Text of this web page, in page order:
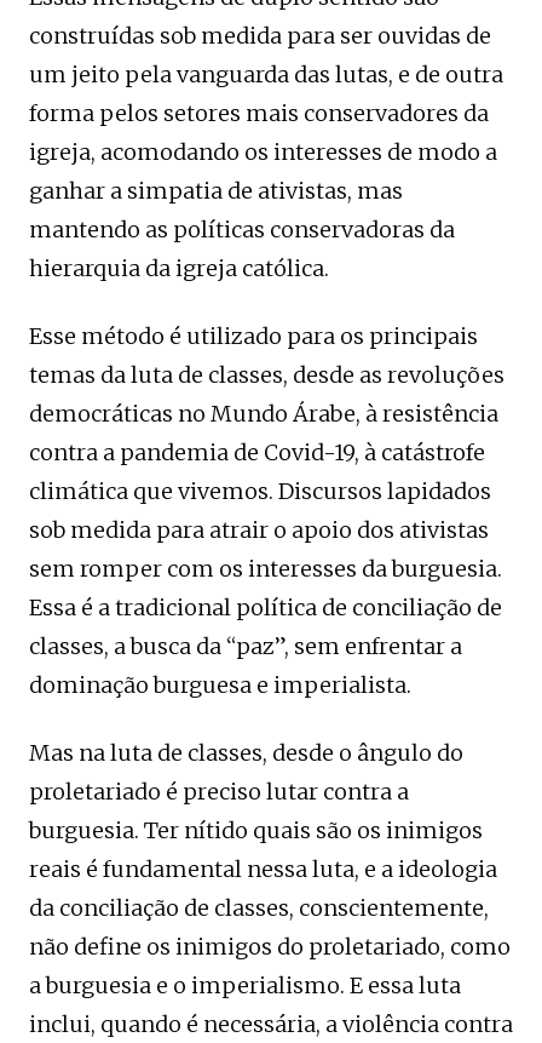
construídas sob medida para ser ouvidas de
um jeito pela vanguarda das lutas, e de outra
forma pelos setores mais conservadores da
igreja, acomodando os interesses de modo a
ganhar a simpatia de ativistas, mas
mantendo as políticas conservadoras da
hierarquia da igreja católica.
Esse método é utilizado para os principais
temas da luta de classes, desde as revoluções
democráticas no Mundo Árabe, à resistência
contra a pandemia de Covid-19, à catástrofe
climática que vivemos. Discursos lapidados
sob medida para atrair o apoio dos ativistas
sem romper com os interesses da burguesia.
Essa é a tradicional política de conciliação de
classes, a busca da “paz”, sem enfrentar a
dominação burguesa e imperialista.
Mas na luta de classes, desde o ângulo do
proletariado é preciso lutar contra a
burguesia. Ter nítido quais são os inimigos
reais é fundamental nessa luta, e a ideologia
da conciliação de classes, conscientemente,
não define os inimigos do proletariado, como
a burguesia e o imperialismo. E essa luta
inclui, quando é necessária, a violência contra